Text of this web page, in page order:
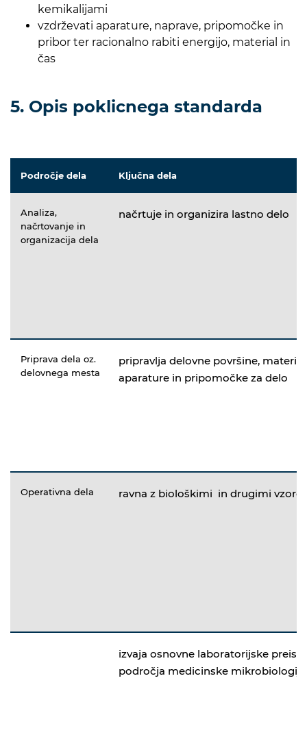
kemikalijami
vzdrževati aparature, naprave, pripomočke in
pribor ter racionalno rabiti energijo, material in
čas
5. Opis poklicnega standarda
Področje dela Ključna dela
Analiza,
načrtovanje in
organizacija dela
načrtuje in organizira lastno delo
Priprava dela oz.
delovnega mesta
pripravlja delovne površine,
aparature in pripomočke za delo
Operativna dela ravna z biološkimi in drugimi vzorci
izvaja osnovne laboratorijske
področja medicinske mikrobiologije